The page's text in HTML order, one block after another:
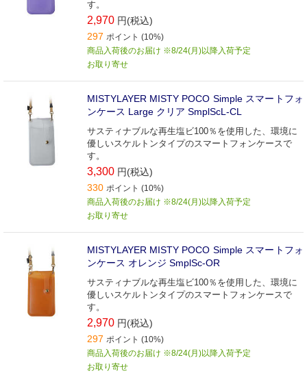
す。
2,970 円(税込)
297 ポイント (10%)
商品入荷後のお届け ※8/24(月)以降入荷予定
お取り寄せ
MISTYLAYER MISTY POCO Simple スマートフォ
ンケース Large クリア SmplScL-CL
サスティナブルな再生塩ビ100％を使用した、環境に
優しいスケルトンタイプのスマートフォンケースで
す。
3,300 円(税込)
330 ポイント (10%)
商品入荷後のお届け ※8/24(月)以降入荷予定
お取り寄せ
MISTYLAYER MISTY POCO Simple スマートフォ
ンケース オレンジ SmplSc-OR
サスティナブルな再生塩ビ100％を使用した、環境に
優しいスケルトンタイプのスマートフォンケースで
す。
2,970 円(税込)
297 ポイント (10%)
商品入荷後のお届け ※8/24(月)以降入荷予定
お取り寄せ